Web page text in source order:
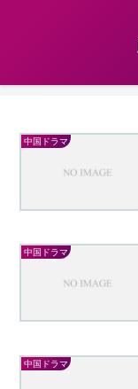
中国ドラマ
中国ドラマ
中国ドラマ